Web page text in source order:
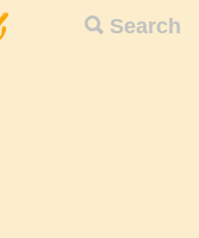
Search